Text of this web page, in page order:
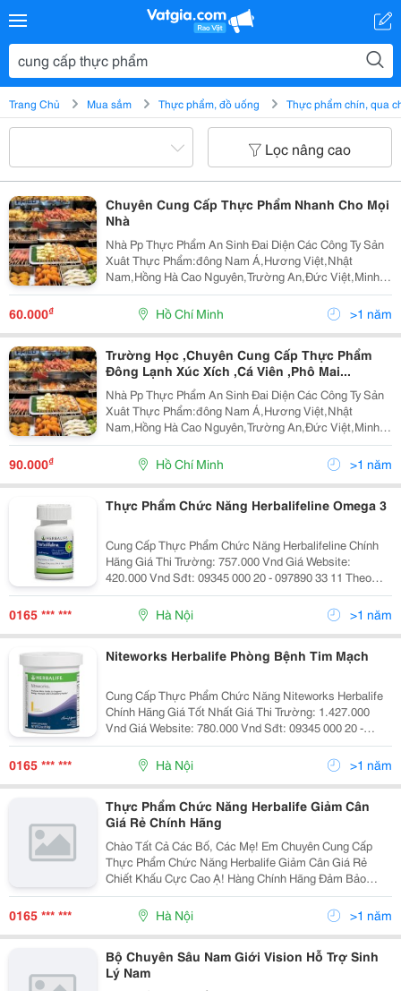
Trang Chủ Mua sắm Thực phẩm, đồ uống Thực phẩm chín, qua
Lọc nâng cao
Chuyên Cung Cấp Thực Phẩm Nhanh Cho Mọi
Nhà
Nhà Pp Thực Phẩm An Sinh Đai Diện Các Công Ty Sản
Xuât Thực Phẩm:đông Nam Á,Hương Việt,Nhật
Nam,Hồng Hà Cao Nguyên,Trường An,Đức Việt,Minh
Hương,Sông Trăng,Ô Ngon,...Chúng Tôi Chuyên Cung
Cấp Sĩ Và Lẻ Các Mặt Hàng Thực Phẩm An Toàn Như:
Cá Viên,Bò Vi
60.000₫ Hồ Chí Minh >1 năm
Trường Học ,Chuyên Cung Cấp Thực Phẩm
Đông Lạnh Xúc Xích ,Cá Viên ,Phô Mai...
Nhà Pp Thực Phẩm An Sinh Đai Diện Các Công Ty Sản
Xuât Thực Phẩm:đông Nam Á,Hương Việt,Nhật
Nam,Hồng Hà Cao Nguyên,Trường An,Đức Việt,Minh
Hương,Sông Trăng,Ô Ngon,...Chúng Tôi Chuyên Cung
Cấp Sĩ Và Lẻ Các Mặt Hàng Thực Phẩm An Toàn Như:
Cá Viên,Bò Vi
90.000₫ Hồ Chí Minh >1 năm
Thực Phẩm Chức Năng Herbalifeline Omega 3
Cung Cấp Thực Phẩm Chức Năng Herbalifeline Chính
Hãng Giá Thi Trường: 757.000 Vnd Giá Website:
420.000 Vnd Sđt: 09345 000 20 - 097890 33 11 Theo
Trung Tâm Thống Kê Sức Khỏe Quốc Gia Hoa Kỳ, Hơn
68 Triệu Người Dân Nước Này Đang Có Ít Nhất Một Rối
0165 *** *** Hà Nội >1 năm
Niteworks Herbalife Phòng Bệnh Tim Mạch
Cung Cấp Thực Phẩm Chức Năng Niteworks Herbalife
Chính Hãng Giá Tốt Nhất Giá Thi Trường: 1.427.000
Vnd Giá Website: 780.000 Vnd Sđt: 09345 000 20 -
097890 33 11 Nhiệm Vụ Và Chức Năng Của Tim Là
Bơm Máu Lên Não Và Bơm Máu Chạy Toàn Cơ Thể. Và
Tim Phối
0165 *** *** Hà Nội >1 năm
Thực Phẩm Chức Năng Herbalife Giảm Cân
Giá Rẻ Chính Hãng
Chào Tất Cả Các Bố, Các Mẹ! Em Chuyên Cung Cấp
Thực Phẩm Chức Năng Herbalife Giảm Cân Giá Rẻ
Chiết Khấu Cực Cao Ạ! Hàng Chính Hãng Đảm Bảo
Chất Lượng. Em Làm Ăn Uy Tín Lâu Dài Nên Các Bố
Các Mẹ Có Thể Yên Tâm Về Sản Phẩm Ạ Sđt Liên Hệ
Của Em
0165 *** *** Hà Nội >1 năm
Bộ Chuyên Sâu Nam Giới Vision Hỗ Trợ Sinh
Lý Nam